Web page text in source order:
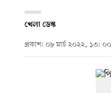
খেলা ডেস্ক
প্রকাশ: ০৮ মার্চ ২০২২, ১৩: ০০